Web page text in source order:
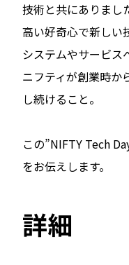
技術と共にありまし
高い好奇心で新しい
システムやサービス
ニフティが創業時か
し続けること。
この”NIFTY Tech
をお伝えします。
詳細